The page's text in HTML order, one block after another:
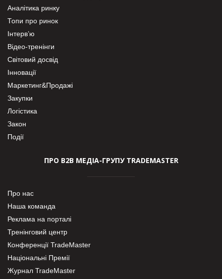
Аналітика ринку
Топи про ринок
Інтерв’ю
Відео-тренінги
Світовий досвід
Інновації
Маркетинг&Продажі
Закупки
Логістика
Закон
Події
ПРО В2В МЕДІА-ГРУПУ TRADEMASTER
Про нас
Наша команда
Реклама на порталі
Тренінговий центр
Конференції TradeMaster
Національні Премії
Журнал TradeMaster